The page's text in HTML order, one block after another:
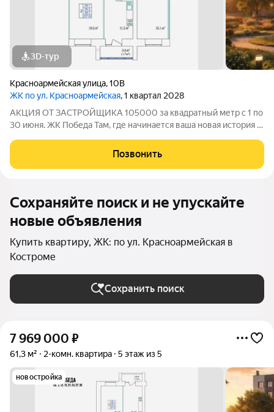
3D-тур
Красноармейская улица,10В
ЖК по ул. Красноармейская, 1 квартал 2028
АКЦИЯ ОТ ЗАСТРОЙЩИКА 105000 за квадратный метр с 1 по
30 июня. ЖК Победа Там, где начинается ваша новая история 1.
современный 5-этажный кирпичный дом на 49 квартир,
созданный в формате уютного
Позвонить
Сохраняйте поиск и не упускайте
новые объявления
Купить квартиру, ЖК: по ул. Красноармейская в
Костроме
Сохранить поиск
7 969 000 ₽
61,3 м² 2-комн. квартира 5 этаж из 5
новостройка